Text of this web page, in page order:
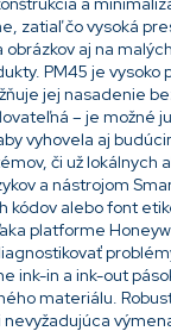
zatiaľ čo vysoká
aj na
PM45 je vysoko
jej nasadenie
– je možné
vyhovela aj
či už lokálnych
a nástrojom
kódov alebo font
platforme
ink-in a ink-out
materiálu.